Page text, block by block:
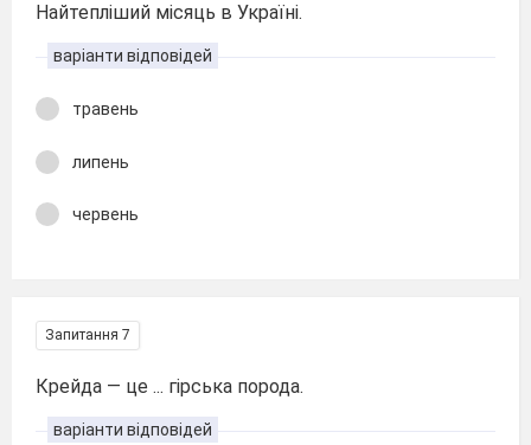
Найтепліший місяць в Україні.
варіанти відповідей
травень
липень
червень
Запитання 7
Крейда — це ... гірська порода.
варіанти відповідей